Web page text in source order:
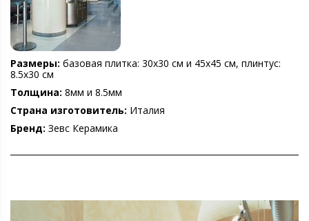
Размеры: базовая плитка: 30х30 см и 45х45 см, плинтус:
8.5х30 см
Толщина: 8мм и 8.5мм
Страна изготовитель: Италия
Бренд: Зевс Керамика